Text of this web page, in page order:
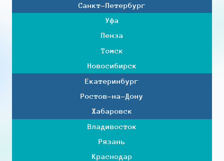
Санкт-Петербург
Уфа
Пенза
Томск
Новосибирск
Екатеринбург
Ростов-на-Дону
Хабаровск
Владивосток
Рязань
Краснодар